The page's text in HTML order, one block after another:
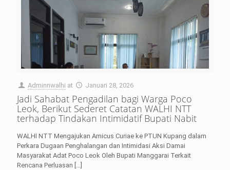
Adminnwalhi at Januari 28, 2026
Jadi Sahabat Pengadilan bagi Warga Poco
Leok, Berikut Sederet Catatan WALHI NTT
terhadap Tindakan Intimidatif Bupati Nabit
WALHI NTT Mengajukan Amicus Curiae ke PTUN Kupang dalam
Perkara Dugaan Penghalangan dan Intimidasi Aksi Damai
Masyarakat Adat Poco Leok Oleh Bupati Manggarai Terkait
Rencana Perluasan